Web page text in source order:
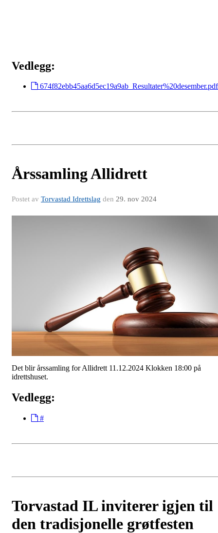
Vedlegg:
674f82ebb45aa6d5ec19a9ab_Resultater%20desember.pdf
Årssamling Allidrett
Postet av Torvastad Idrettslag den 29. nov 2024
Det blir årssamling for Allidrett 11.12.2024 Klokken 18:00 på
idrettshuset.
Vedlegg:
#
Torvastad IL inviterer igjen til
den tradisjonelle grøtfesten